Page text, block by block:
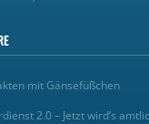
mit Gänsefüßchen
2.0 – Jetzt wird’s